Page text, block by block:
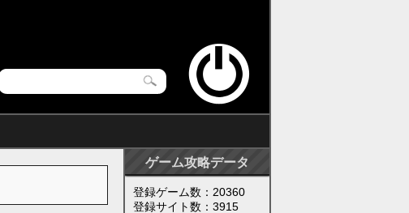
ゲーム攻略データ
登録ゲーム数：20360
登録サイト数：3915